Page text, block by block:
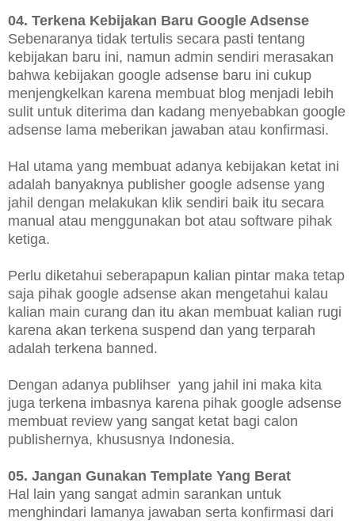
04. Terkena Kebijakan Baru Google Adsense
Sebenaranya tidak tertulis secara pasti tentang
kebijakan baru ini, namun admin sendiri merasakan
bahwa kebijakan google adsense baru ini cukup
menjengkelkan karena membuat blog menjadi lebih
sulit untuk diterima dan kadang menyebabkan google
adsense lama meberikan jawaban atau konfirmasi.
Hal utama yang membuat adanya kebijakan ketat ini
adalah banyaknya publisher google adsense yang
jahil dengan melakukan klik sendiri baik itu secara
manual atau menggunakan bot atau software pihak
ketiga.
Perlu diketahui seberapapun kalian pintar maka tetap
saja pihak google adsense akan mengetahui kalau
kalian main curang dan itu akan membuat kalian rugi
karena akan terkena suspend dan yang terparah
adalah terkena banned.
Dengan adanya publihser yang jahil ini maka kita
juga terkena imbasnya karena pihak google adsense
membuat review yang sangat ketat bagi calon
publishernya, khususnya Indonesia.
05. Jangan Gunakan Template Yang Berat
Hal lain yang sangat admin sarankan untuk
menghindari lamanya jawaban serta konfirmasi dari